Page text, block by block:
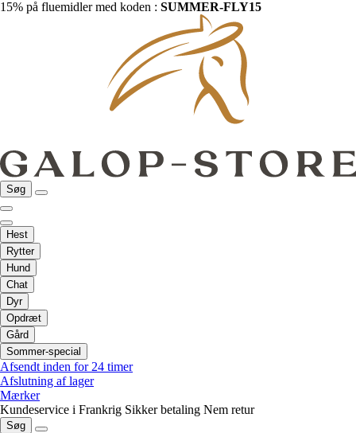
15% på fluemidler med koden : SUMMER-FLY15
Søg
Hest
Rytter
Hund
Chat
Dyr
Opdræt
Gård
Sommer-special
Afsendt inden for 24 timer
Afslutning af lager
Mærker
Kundeservice i Frankrig Sikker betaling Nem retur
Søg